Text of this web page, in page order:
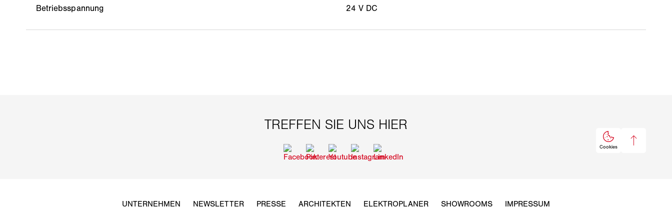
Betriebsspannung 24 V DC